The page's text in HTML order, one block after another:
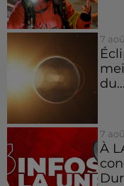
7
du...
7
À